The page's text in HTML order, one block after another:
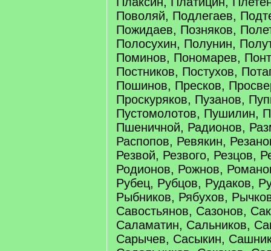
Поволяй, Подлегаев,
Пожидаев, Позняков,
Полосухин, Полунин,
Поминов, Пономарев,
Постников, Постухов,
Пошинов, Пресков,
Проскуряков, Пузанов,
Пустомолотов, Пушилин,
Пшеничной, Радионов,
Распопов, Ревякин,
Резвой, Резвого, Резцов,
Родионов, Рожнов,
Рубец, Рубцов, Рудаков,
Рыбников, Рябухов,
Савостьянов, Сазонов,
Саламатин, Сальников,
Сарычев, Сасыкин,